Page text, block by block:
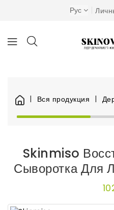
Рус
Вся продукция
Skinmiso
Сыворотка Для